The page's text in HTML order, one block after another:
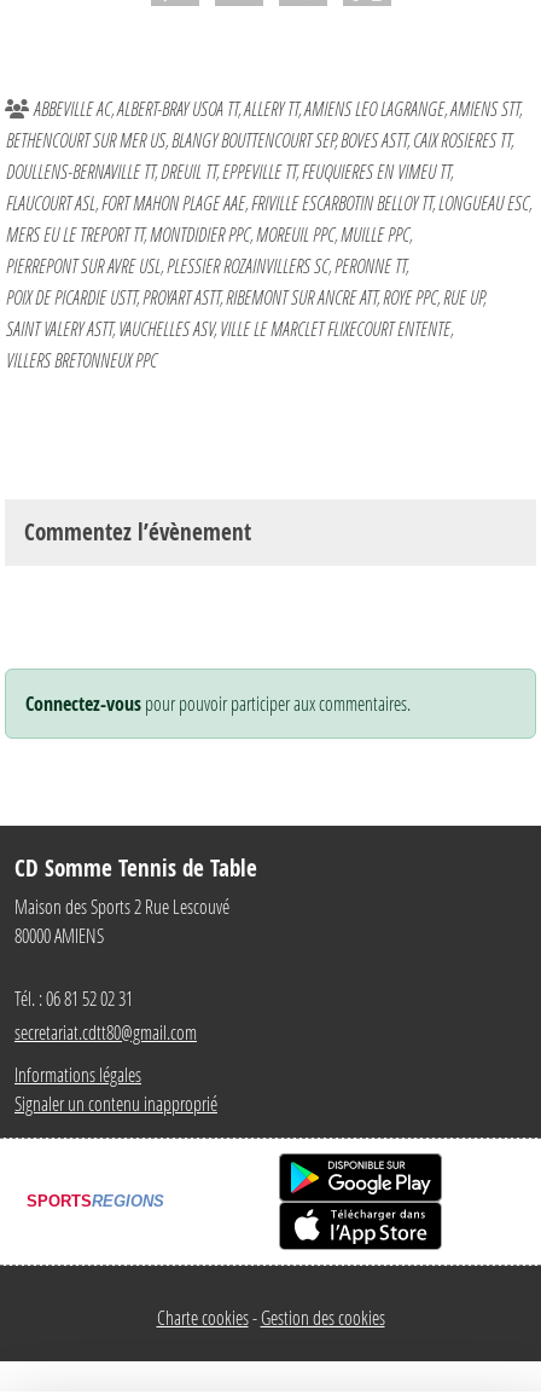
ABBEVILLE AC ALBERT-BRAY USOA TT ALLERY TT AMIENS LEO LAGRANGE AMIENS STT
BETHENCOURT SUR MER US BLANGY BOUTTENCOURT SEP BOVES ASTT CAIX ROSIERES TT
DOULLENS-BERNAVILLE TT DREUIL TT EPPEVILLE TT FEUQUIERES EN VIMEU TT
FLAUCOURT ASL FORT MAHON PLAGE AAE FRIVILLE ESCARBOTIN BELLOY TT LONGUEAU ESC
MERS EU LE TREPORT TT MONTDIDIER PPC MOREUIL PPC MUILLE PPC
PIERREPONT SUR AVRE USL PLESSIER ROZAINVILLERS SC PERONNE TT
POIX DE PICARDIE USTT PROYART ASTT RIBEMONT SUR ANCRE ATT ROYE PPC RUE UP
SAINT VALERY ASTT VAUCHELLES ASV VILLE LE MARCLET FLIXECOURT ENTENTE
VILLERS BRETONNEUX PPC
Commentez l’évènement
Connectez-vouspour pouvoir participer aux commentaires.
CD Somme Tennis de Table
Maison des Sports 2 Rue Lescouvé
80000AMIENS
Tél. :06 81 52 02 31
secretariat.cdtt80@gmail.com
Informations légales
Signaler un contenu inapproprié
SPORTSREGIONS
Charte cookies Gestion des cookies